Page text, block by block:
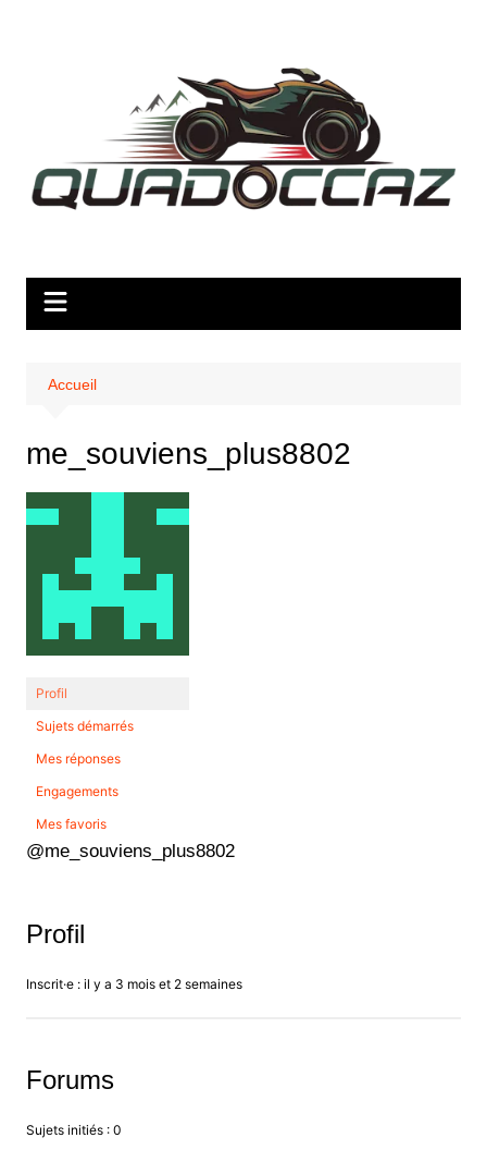
Accueil
me_souviens_plus8802
Profil
Sujets démarrés
Mes réponses
Engagements
Mes favoris
@me_souviens_plus8802
Profil
Inscrit·e : il y a 3 mois et 2 semaines
Forums
Sujets initiés : 0